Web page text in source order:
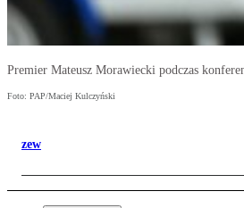
Premier Mateusz Morawiecki podczas
Foto: PAP/Maciej Kulczyński
zew